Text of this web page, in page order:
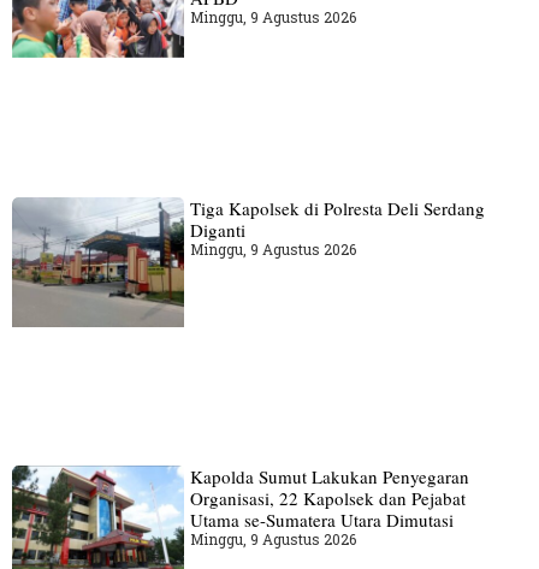
Minggu, 9 Agustus 2026
Tiga Kapolsek di Polresta Deli Serdang
Diganti
Minggu, 9 Agustus 2026
Kapolda Sumut Lakukan Penyegaran
Organisasi, 22 Kapolsek dan Pejabat
Utama se-Sumatera Utara Dimutasi
Minggu, 9 Agustus 2026